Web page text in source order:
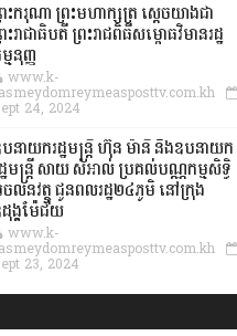
ះករុណា ព្រះមហាក្សត្រ ស្តេចយាងជា
ះរាជាធិបតី ព្រះរាជពិធីសម្ពោធវិមានរដ្ឋ
មនុញ្ញ
www.k-
24, 2024
នាយករដ្ឋមន្ដ្រី ហ៊ុន ម៉ានី និងឧបនាយក
ឋមន្ដ្រី សាយ សំអាល់ ប្រគល់បណ្ណកម្មសិទ្ធិ
លនវត្ថុ ជូនពលរដ្ឋ២៤ភូមិ នៅក្រុង
ង្គម៉ែជ័យ
www.k-
23, 2024